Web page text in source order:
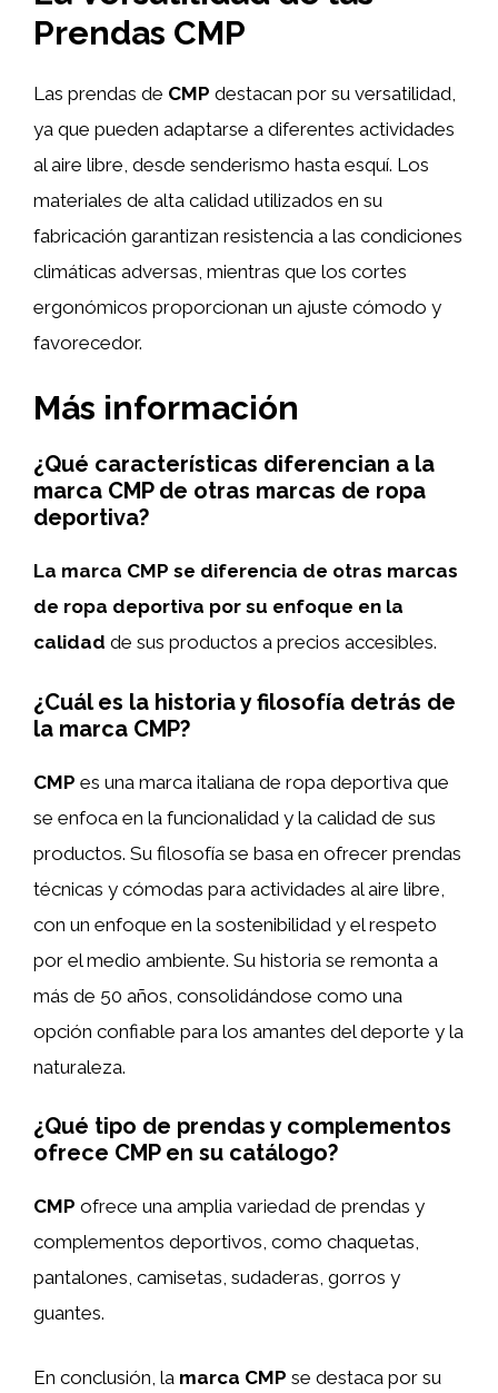
Prendas CMP
Las prendas de CMP destacan por su versatilidad,
ya que pueden adaptarse a diferentes actividades
al aire libre, desde senderismo hasta esquí. Los
materiales de alta calidad utilizados en su
fabricación garantizan resistencia a las condiciones
climáticas adversas, mientras que los cortes
ergonómicos proporcionan un ajuste cómodo y
favorecedor.
Más información
¿Qué características diferencian a la
marca CMP de otras marcas de ropa
deportiva?
La marca CMP se diferencia de otras marcas
de ropa deportiva por su enfoque en la
calidad de sus productos a precios accesibles.
¿Cuál es la historia y filosofía detrás de
la marca CMP?
CMP es una marca italiana de ropa deportiva que
se enfoca en la funcionalidad y la calidad de sus
productos. Su filosofía se basa en ofrecer prendas
técnicas y cómodas para actividades al aire libre,
con un enfoque en la sostenibilidad y el respeto
por el medio ambiente. Su historia se remonta a
más de 50 años, consolidándose como una
opción confiable para los amantes del deporte y la
naturaleza.
¿Qué tipo de prendas y complementos
ofrece CMP en su catálogo?
CMP ofrece una amplia variedad de prendas y
complementos deportivos, como chaquetas,
pantalones, camisetas, sudaderas, gorros y
guantes.
En conclusión, la marca CMP se destaca por su